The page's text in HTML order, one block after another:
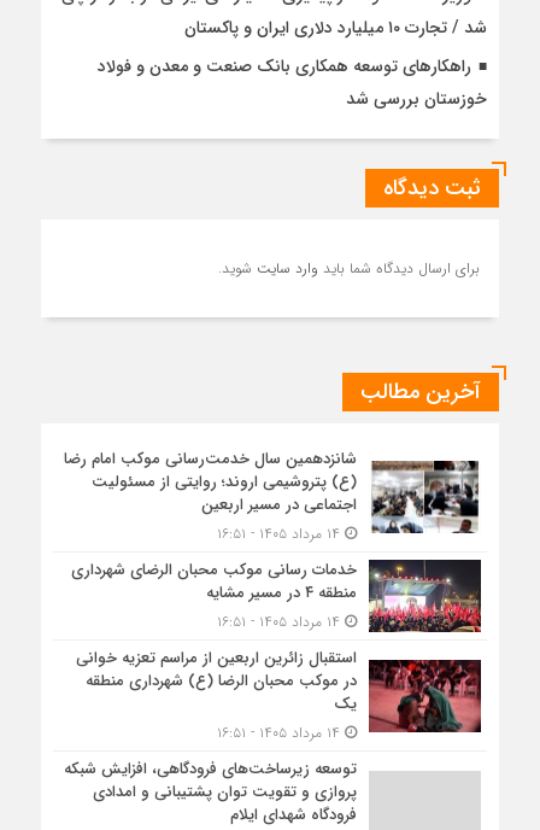
شد / تجارت ۱۰ میلیارد دلاری ایران و پاکستان
راهکارهای توسعه همکاری بانک صنعت و معدن و فولاد
خوزستان بررسی شد
ثبت دیدگاه
برای ارسال دیدگاه شما باید وارد سایت شوید.
آخرین مطالب
شانزدهمین سال خدمت‌رسانی موکب امام رضا
(ع) پتروشیمی اروند؛ روایتی از مسئولیت
اجتماعی در مسیر اربعین
خدمات رسانی موکب محبان الرضای شهرداری
منطقه ۴ در مسیر مشایه
استقبال زائرین اربعین از مراسم تعزیه خوانی
در موکب محبان الرضا (ع) شهرداری منطقه
یک
توسعه زیرساخت‌های فرودگاهی، افزایش شبکه
پروازی و تقویت توان پشتیبانی و امدادی
فرودگاه شهدای ایلام